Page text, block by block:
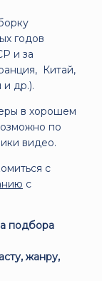
годов
и за
Китай,
др.).
в хорошем
по
видео.
с
с
подбора
жанру,